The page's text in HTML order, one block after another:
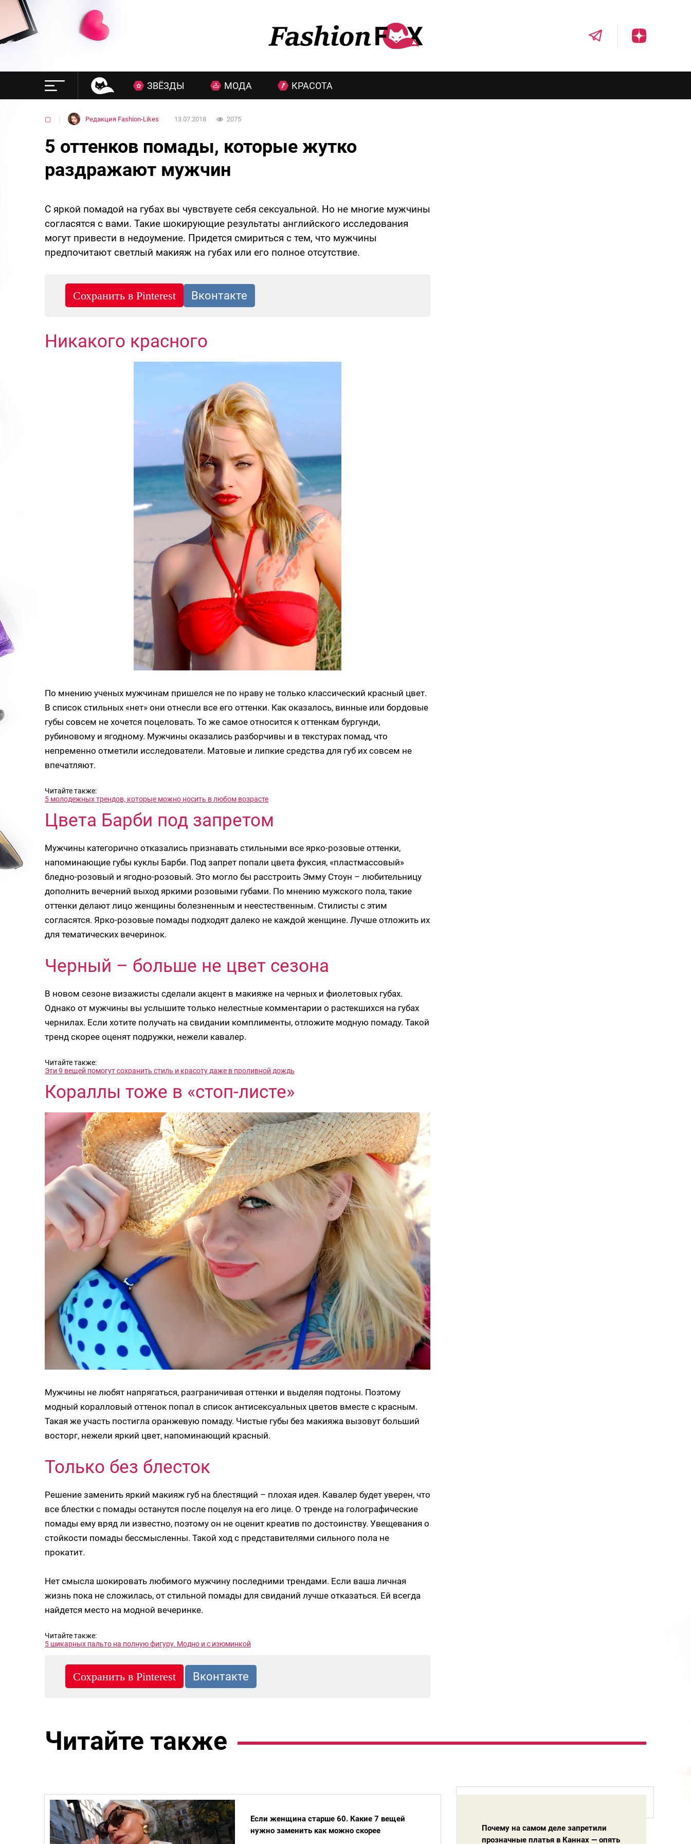
ЗВЁЗДЫ МОДА КРАСОТА
▢ Редакция Fashion-Likes 13.07.2018 2075
5 оттенков помады, которые жутко
раздражают мужчин
С яркой помадой на губах вы чувствуете себя сексуальной. Но не многие мужчины
согласятся с вами. Такие шокирующие результаты английского исследования
могут привести в недоумение. Придется смириться с тем, что мужчины
предпочитают светлый макияж на губах или его полное отсутствие.
Никакого красного
По мнению ученых мужчинам пришелся не по нраву не только классический красный цвет.
В список стильных «нет» они отнесли все его оттенки. Как оказалось, винные или бордовые
губы совсем не хочется поцеловать. То же самое относится к оттенкам бургунди,
рубиновому и ягодному. Мужчины оказались разборчивы и в текстурах помад, что
непременно отметили исследователи. Матовые и липкие средства для губ их совсем не
впечатляют.
Читайте также:
5 молодежных трендов, которые можно носить в любом возрасте
Цвета Барби под запретом
Мужчины категорично отказались признавать стильными все ярко-розовые оттенки,
напоминающие губы куклы Барби. Под запрет попали цвета фуксия, «пластмассовый»
бледно-розовый и ягодно-розовый. Это могло бы расстроить Эмму Стоун – любительницу
дополнить вечерний выход яркими розовыми губами. По мнению мужского пола, такие
оттенки делают лицо женщины болезненным и неестественным. Стилисты с этим
согласятся. Ярко-розовые помады подходят далеко не каждой женщине. Лучше отложить их
для тематических вечеринок.
Черный – больше не цвет сезона
В новом сезоне визажисты сделали акцент в макияже на черных и фиолетовых губах.
Однако от мужчины вы услышите только нелестные комментарии о растекшихся на губах
чернилах. Если хотите получать на свидании комплименты, отложите модную помаду. Такой
тренд скорее оценят подружки, нежели кавалер.
Читайте также:
Эти 9 вещей помогут сохранить стиль и красоту даже в проливной дождь
Кораллы тоже в «стоп-листе»
Мужчины не любят напрягаться, разграничивая оттенки и выделяя подтоны. Поэтому
модный коралловый оттенок попал в список антисексуальных цветов вместе с красным.
Такая же участь постигла оранжевую помаду. Чистые губы без макияжа вызовут больший
восторг, нежели яркий цвет, напоминающий красный.
Только без блесток
Решение заменить яркий макияж губ на блестящий – плохая идея. Кавалер будет уверен, что
все блестки с помады останутся после поцелуя на его лице. О тренде на голографические
помады ему вряд ли известно, поэтому он не оценит креатив по достоинству. Увещевания о
стойкости помады бессмысленны. Такой ход с представителями сильного пола не
прокатит.
Нет смысла шокировать любимого мужчину последними трендами. Если ваша личная
жизнь пока не сложилась, от стильной помады для свиданий лучше отказаться. Ей всегда
найдется место на модной вечеринке.
Читайте также:
5 шикарных пальто на полную фигуру. Модно и с изюминкой
Читайте также
лучшие образы мировых звезд на Неделе
21.10 Собчак с утюгом и коровой, а Самойлова
Если женщина старше 60. Какие 7 вещей
нужно заменить как можно скорее
Почему на самом деле запретили
прозначные платья в Каннах — опять